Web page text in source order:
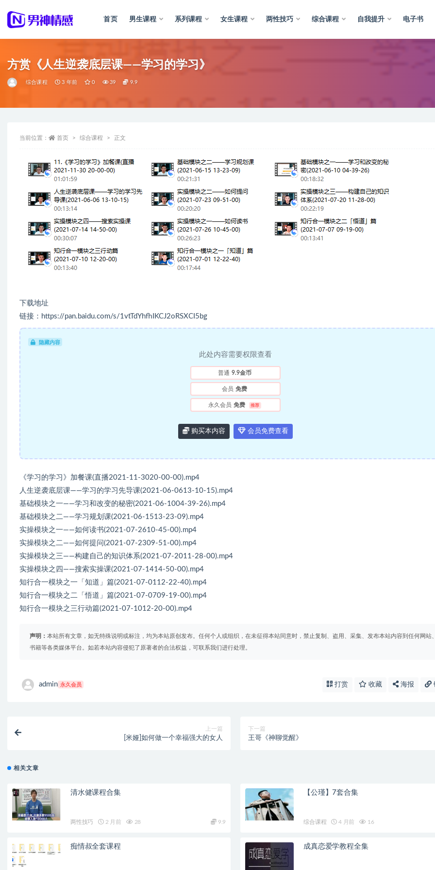
首页 男生课程 系列课程 女生课程 两性技巧 综合课程 自我提升 电子书
方赏《人生逆袭底层课——学习的学习》
综合课程 3 年前 0 39 9.9
当前位置： 首页 综合课程 正文
下载地址
链接：https://pan.baidu.com/s/1vtTdYhfhIKCJ2oRSXCI5bg
隐藏内容
此处内容需要权限查看
普通 9.9金币
会员 免费
永久会员 免费 推荐
购买本内容 会员免费查看
《学习的学习》加餐课(直播2021-11-3020-00-00).mp4
人生逆袭底层课——学习的学习先导课(2021-06-0613-10-15).mp4
基础模块之一——学习和改变的秘密(2021-06-1004-39-26).mp4
基础模块之二——学习规划课(2021-06-1513-23-09).mp4
实操模块之一——如何读书(2021-07-2610-45-00).mp4
实操模块之二——如何提问(2021-07-2309-51-00).mp4
实操模块之三——构建自己的知识体系(2021-07-2011-28-00).mp4
实操模块之四——搜索实操课(2021-07-1414-50-00).mp4
知行合一模块之一「知道」篇(2021-07-0112-22-40).mp4
知行合一模块之二「悟道」篇(2021-07-0709-19-00).mp4
知行合一模块之三行动篇(2021-07-1012-20-00).mp4
声明： 本站所有文章，如无特殊说明或标注，均为本站原创发布。任何个人或组织，在未征得本站同意时，禁止复制、盗用、采集、发布本站内容到任何网站
书籍等各类媒体平台。如若本站内容侵犯了原著者的合法权益，可联系我们进行处理。
admin 永久会员 打赏 收藏 海报
上一篇
[米娅]如何做一个幸福强大的女人
下一篇
王哥《神聊觉醒》
相关文章
清水健课程合集
两性技巧 2 月前 28 9.9
【公瑾】7套合集
综合课程 4 月前 16
痴情叔全套课程 成真恋爱学教程全集